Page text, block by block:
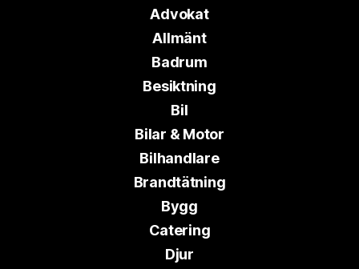
Advokat
Allmänt
Badrum
Besiktning
Bil
Bilar & Motor
Bilhandlare
Brandtätning
Bygg
Catering
Djur